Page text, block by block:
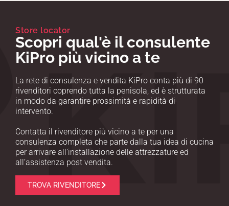
Store locator
Scopri qual'è il consulente
KiPro più vicino a te
La rete di consulenza e vendita KiPro conta più di 90
rivenditori coprendo tutta la penisola, ed è strutturata
in modo da garantire prossimità e rapidità di
intervento.
Contatta il rivenditore più vicino a te per una
consulenza completa che parte dalla tua idea di cucina
per arrivare all’installazione delle attrezzature ed
all’assistenza post vendita.
TROVA RIVENDITORE